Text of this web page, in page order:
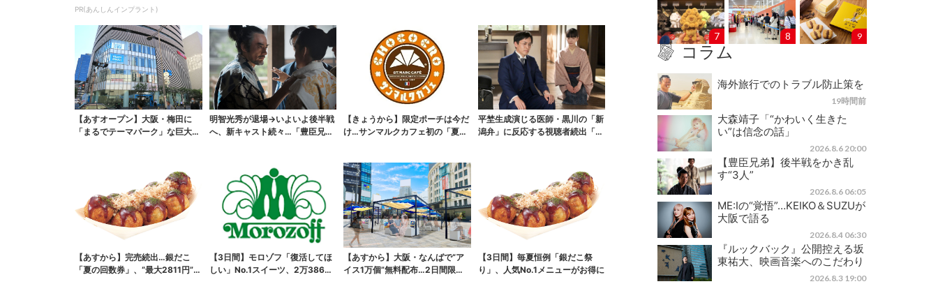
の歯科医師監修のガイ...
PR(あんしんインプラント)
【あすオープン】大阪・梅田に
「まるでテーマパーク」な巨大ス
明智光秀が退場→いよいよ後半戦
へ、新キャスト続々…「豊臣兄
【きょうから】限定ポーチは今だ
け…サンマルクカフェ初の「夏福
平埜生成演じる医師・黒川の「新
潟弁」に反応する視聴者続出「グ
【あすから】完売続出…銀だこ
「夏の回数券」、“最大2811円”お
【3日間】モロゾフ「復活してほ
しい」No.1スイーツ、2万3865
【あすから】大阪・なんばで“ア
イス1万個”無料配布…2日間限定
【3日間】毎夏恒例「銀だこ祭
り」、人気No.1メニューがお得に
7 8 9
コラム
海外旅行でのトラブル防止策を
19時間前
大森靖子「“かわいく生きた
い”は信念の話」
2026.8.6 20:00
【豊臣兄弟】後半戦をかき乱
す“3人”
2026.8.6 06:05
ME:Iの“覚悟”…KEIKO＆SUZUが
大阪で語る
2026.8.4 06:30
『ルックバック』公開控える坂
東祐大、映画音楽へのこだわり
2026.8.3 19:00